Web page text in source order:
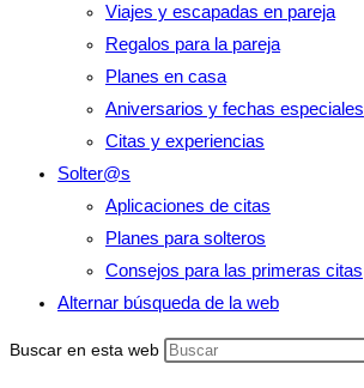
Viajes y escapadas en pareja
Regalos para la pareja
Planes en casa
Aniversarios y fechas especiales
Citas y experiencias
Solter@s
Aplicaciones de citas
Planes para solteros
Consejos para las primeras citas
Alternar búsqueda de la web
Buscar en esta web